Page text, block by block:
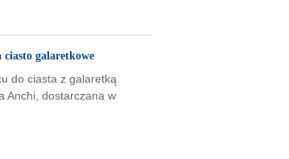
ciasto galaretkowe
do ciasta z galaretką
Anchi, dostarczana w